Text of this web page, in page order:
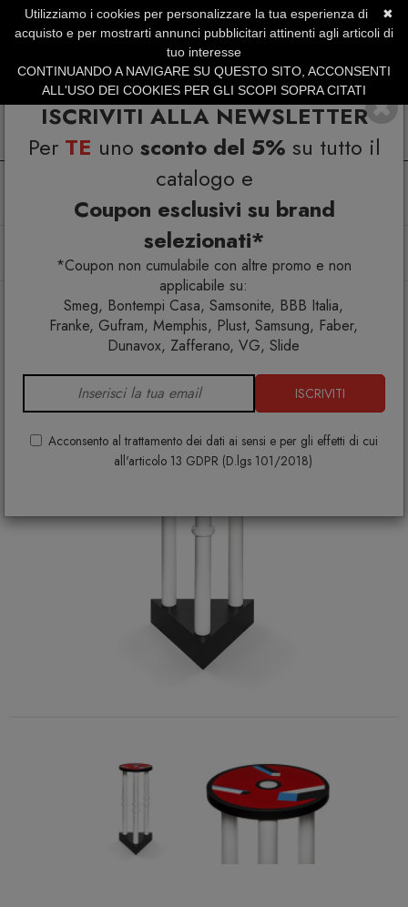
ISCRIVITI ALLA NEWSLETTER
Per TE uno sconto del 5% su tutto il
catalogo e
Coupon esclusivi su brand
selezionati*
*Coupon non cumulabile con altre promo e non
applicabile su:
Smeg, Bontempi Casa, Samsonite, BBB Italia,
Franke, Gufram, Memphis, Plust, Samsung, Faber,
Dunavox, Zafferano, VG, Slide
ISCRIVITI
Acconsento al trattamento dei dati ai sensi e per gli effetti di cui
all'articolo 13 GDPR (D.lgs 101/2018)
SERVIZIO CLIENTI +39.0773.470.562
SUMMER SALES | Fino al 31 Agosto
Arredo interno
Memphis Milano Bombay Tavolino
✖
Utilizziamo i cookies per personalizzare la tua esperienza di
acquisto e per mostrarti annunci pubblicitari attinenti agli articoli di
tuo interesse
CONTINUANDO A NAVIGARE SU QUESTO SITO, ACCONSENTI
ALL'USO DEI COOKIES PER GLI SCOPI SOPRA CITATI